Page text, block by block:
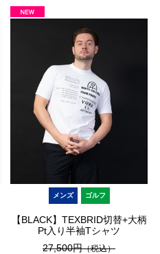
メンズ ゴルフ
【BLACK】TEXBRID切替+大柄
Pt入り半袖Tシャツ
27,500円（税込）